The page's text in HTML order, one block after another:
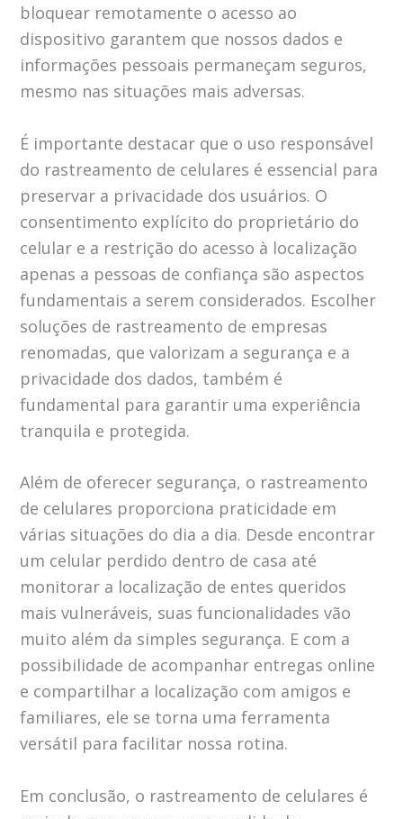
bloquear remotamente o acesso ao
dispositivo garantem que nossos dados e
informações pessoais permaneçam seguros,
mesmo nas situações mais adversas.
É importante destacar que o uso responsável
do rastreamento de celulares é essencial para
preservar a privacidade dos usuários. O
consentimento explícito do proprietário do
celular e a restrição do acesso à localização
apenas a pessoas de confiança são aspectos
fundamentais a serem considerados. Escolher
soluções de rastreamento de empresas
renomadas, que valorizam a segurança e a
privacidade dos dados, também é
fundamental para garantir uma experiência
tranquila e protegida.
Além de oferecer segurança, o rastreamento
de celulares proporciona praticidade em
várias situações do dia a dia. Desde encontrar
um celular perdido dentro de casa até
monitorar a localização de entes queridos
mais vulneráveis, suas funcionalidades vão
muito além da simples segurança. E com a
possibilidade de acompanhar entregas online
e compartilhar a localização com amigos e
familiares, ele se torna uma ferramenta
versátil para facilitar nossa rotina.
Em conclusão, o rastreamento de celulares é